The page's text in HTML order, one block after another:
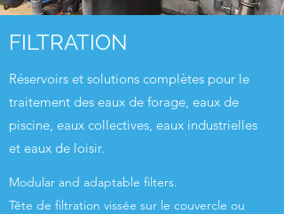
FILTRATION
Réservoirs et solutions complètes pour le
traitement des eaux de forage, eaux de
piscine, eaux collectives, eaux industrielles
et eaux de loisir.
Modular and adaptable filters.
Tête de filtration vissée sur le couvercle ou